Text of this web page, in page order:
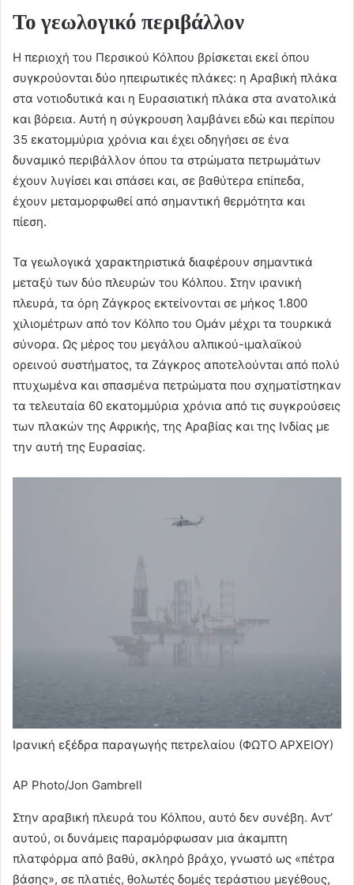
Το γεωλογικό περιβάλλον
Η περιοχή του Περσικού Κόλπου βρίσκεται εκεί όπου
συγκρούονται δύο ηπειρωτικές πλάκες: η Αραβική πλάκα
στα νοτιοδυτικά και η Ευρασιατική πλάκα στα ανατολικά
και βόρεια. Αυτή η σύγκρουση λαμβάνει εδώ και περίπου
35 εκατομμύρια χρόνια και έχει οδηγήσει σε ένα
δυναμικό περιβάλλον όπου τα στρώματα πετρωμάτων
έχουν λυγίσει και σπάσει και, σε βαθύτερα επίπεδα,
έχουν μεταμορφωθεί από σημαντική θερμότητα και
πίεση.
Τα γεωλογικά χαρακτηριστικά διαφέρουν σημαντικά
μεταξύ των δύο πλευρών του Κόλπου. Στην ιρανική
πλευρά, τα όρη Ζάγκρος εκτείνονται σε μήκος 1.800
χιλιομέτρων από τον Κόλπο του Ομάν μέχρι τα τουρκικά
σύνορα. Ως μέρος του μεγάλου αλπικού-ιμαλαϊκού
ορεινού συστήματος, τα Ζάγκρος αποτελούνται από πολύ
πτυχωμένα και σπασμένα πετρώματα που σχηματίστηκαν
τα τελευταία 60 εκατομμύρια χρόνια από τις συγκρούσεις
των πλακών της Αφρικής, της Αραβίας και της Ινδίας με
την αυτή της Ευρασίας.
Ιρανική εξέδρα παραγωγής πετρελαίου (ΦΩΤΟ ΑΡΧΕΙΟΥ)
AP Photo/Jon Gambrell
Στην αραβική πλευρά του Κόλπου, αυτό δεν συνέβη. Αντ’
αυτού, οι δυνάμεις παραμόρφωσαν μια άκαμπτη
πλατφόρμα από βαθύ, σκληρό βράχο, γνωστό ως «πέτρα
βάσης», σε πλατιές, θολωτές δομές τεράστιου μεγέθους,